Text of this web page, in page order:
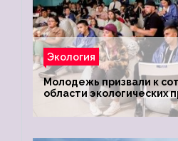
Экология
Молодежь призвали к
области экологических